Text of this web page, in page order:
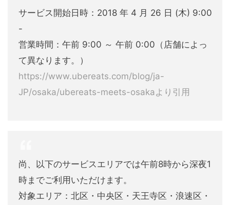
サービス開始日時：2018 年 4 月 26 日 (木) 9:00
-
営業時間：午前 9:00 ～ 午前 0:00（店舗によっ
て異なります。）
https://www.ubereats.com/blog/ja-
JP/osaka/ubereats-meets-osakaより引用
尚、以下のサービスエリアでは午前8時から深夜1
時までご利用いただけます。
対象エリア：北区・中央区・天王寺区・浪速区・